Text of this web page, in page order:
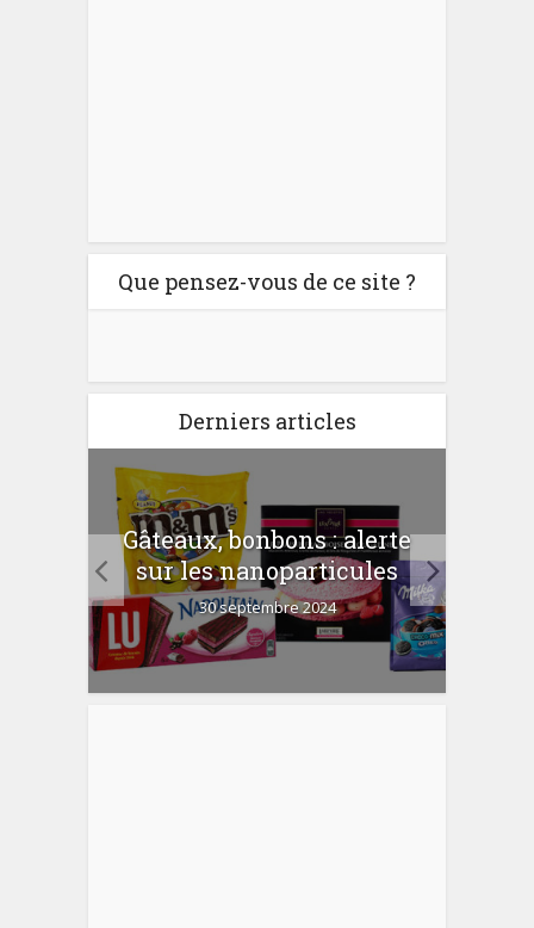
Que pensez-vous de ce site ?
Derniers articles
Gâteaux, bonbons : alerte
sur les nanoparticules
30 septembre 2024